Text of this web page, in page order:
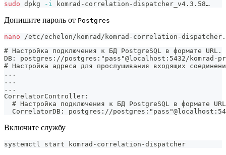
sudo dpkg -i komrad-correlation-dispatcher_v4.3.58…
Допишите пароль от Postgres
nano /etc/echelon/komrad/komrad-correlation-
# Настройка подключения к БД PostgreSQL в формате URL.
DB: postgres://postgres:"pass"@localhost:5432/komrad-
# Настройка адреса для прослушивания входящих
...
...
...
CorrelatorController:
# Настройка подключения к БД PostgreSQL в формате
CorrelatorDB: postgres://
Включите службу
systemctl start komrad-correlation-dispatcher